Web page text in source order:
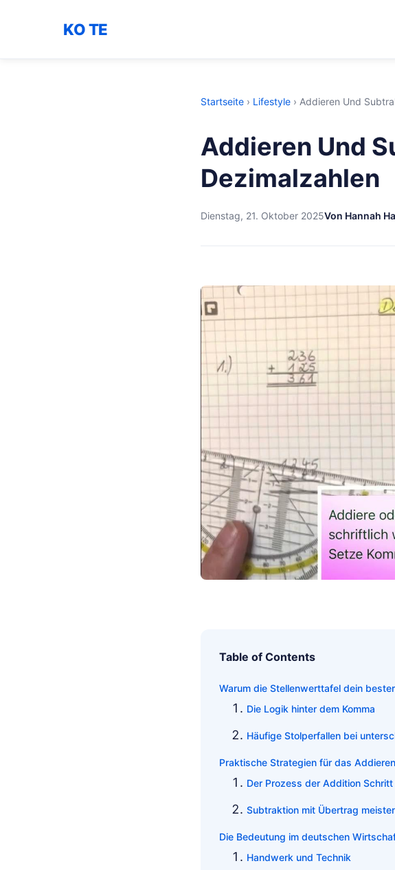
KO TE
Startseite › Lifestyle › Addieren Und
Addieren Und
Dezimalzahlen
Dienstag, 21. Oktober 2025Von Hannah
Table of Contents
Warum die Stellenwerttafel dein
Die Logik hinter dem Komma
Häufige Stolperfallen bei
Praktische Strategien für das
Der Prozess der Addition
Subtraktion mit Übertrag
Die Bedeutung im deutschen
Handwerk und Technik